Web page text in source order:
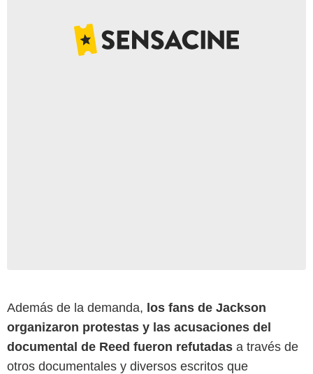
Además de la demanda, los fans de Jackson
organizaron protestas y las acusaciones del
documental de Reed fueron refutadas a través de
otros documentales y diversos escritos que